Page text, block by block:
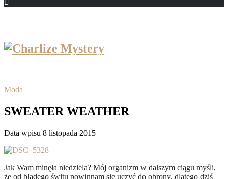
Moda
SWEATER WEATHER
Data wpisu 8 listopada 2015
Jak Wam minęła niedziela? Mój organizm w dalszym ciągu myśli,
że od bladego świtu powinnam się uczyć do obrony, dlatego dziś